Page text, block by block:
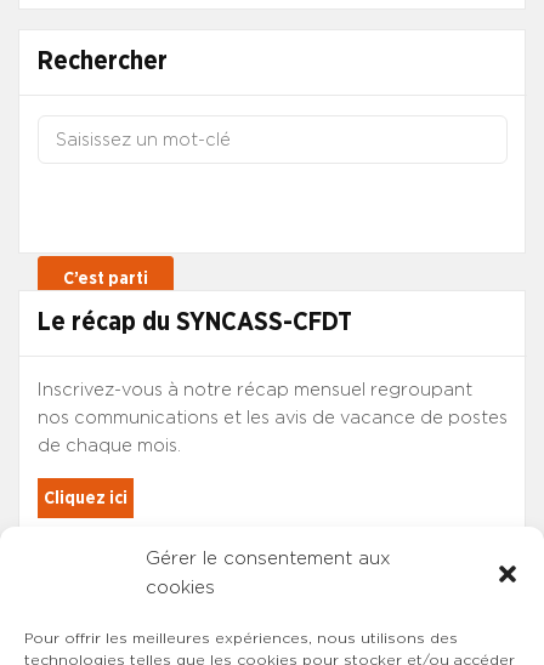
Gérer le consentement aux
cookies
Pour offrir les meilleures expériences, nous utilisons des
technologies telles que les cookies pour stocker et/ou accéder
Rechercher
Le récap du SYNCASS-CFDT
Inscrivez-vous à notre récap mensuel regroupant
nos communications et les avis de vacance de postes
de chaque mois.
Cliquez ici
Les adhérents du SYNCASS-CFDT
sont automatiquement inscrits.